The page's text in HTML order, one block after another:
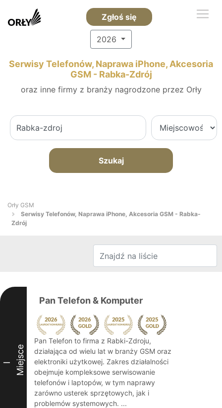
Zgłoś się
2026
Serwisy Telefonów, Naprawa iPhone, Akcesoria
GSM - Rabka-Zdrój
oraz inne firmy z branży nagrodzone przez Orły
Szukaj
Orły GSM
Serwisy Telefonów, Naprawa iPhone, Akcesoria GSM - Rabka-
Zdrój
I Miejsce
Pan Telefon & Komputer
Pan Telefon to firma z Rabki-Zdroju,
działająca od wielu lat w branży GSM oraz
elektroniki użytkowej. Zakres działalności
obejmuje kompleksowe serwisowanie
telefonów i laptopów, w tym naprawy
zarówno usterek sprzętowych, jak i
problemów systemowych. ...